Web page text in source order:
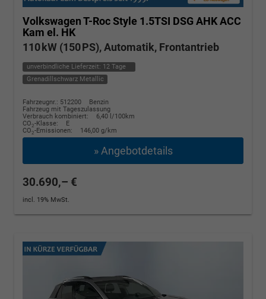
Volkswagen T-RocStyle 1.5TSI DSG AHK ACC
Kam el. HK
110 kW (150 PS), Automatik, Frontantrieb
unverbindliche Lieferzeit: 12 Tage
Grenadillschwarz Metallic
Fahrzeugnr.: 512200
Benzin
Fahrzeug mit Tageszulassung
Verbrauch kombiniert:
6,40 l/100km
CO2-Klasse:
E
CO2-Emissionen: 146,00 g/km
» Angebotdetails
30.690,– €
incl. 19% MwSt.